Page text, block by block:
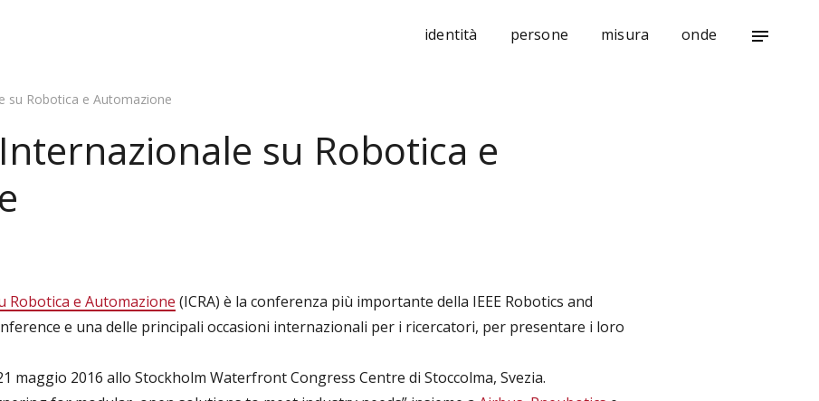
identità persone misura onde notes
su Robotica e Automazione
su Robotica e
Robotica e Automazione (ICRA) è la conferenza più importante della IEEE Robotics and
e una delle principali occasioni internazionali per i ricercatori, per presentare i loro
maggio 2016 allo Stockholm Waterfront Congress Centre di Stoccolma, Svezia.